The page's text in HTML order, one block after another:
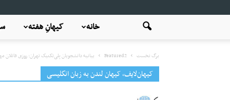
کیهانِ هفته خانه
برگ نخست Featured2 بیانیه دانشجویان پلی‌تکنیک تهران: روزی قاتلان
کیهان‌لایف، کیهان لندن به زبان انگلیسی